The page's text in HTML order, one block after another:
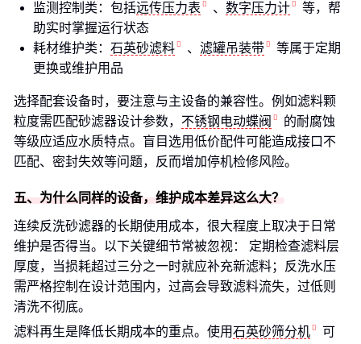
监测控制类：包括远传压力表 、 数字压力计
等，帮
助实时掌握运行状态
耗材维护类： 石英砂滤料 、 滤罐吊装带
等属于定期
更换或维护用品
选择配套设备时，要注意与主设备的兼容性。例如滤料颗
粒度需匹配砂滤器设计参数， 不锈钢电动蝶阀
的耐腐蚀
等级应适应水质特点。盲目选用低价配件可能造成接口不
匹配、密封失效等问题，反而增加停机检修风险。
五、为什么同样的设备，维护成本差异这么大？
连续反洗砂滤器的长期使用成本，很大程度上取决于日常
维护是否得当。以下关键细节常被忽视： 定期检查滤料层
厚度，当损耗超过三分之一时就应补充新滤料；反洗水压
需严格控制在设计范围内，过高会导致滤料流失，过低则
清洗不彻底。
滤料再生是降低长期成本的重点。使用石英砂筛分机
可